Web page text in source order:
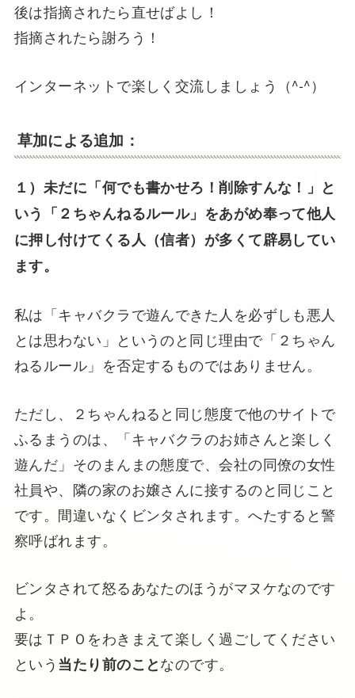
後は指摘されたら直せばよし！
指摘されたら謝ろう！
インターネットで楽しく交流しましょう（^-^）
草加による追加：
１）未だに「何でも書かせろ！削除すんな！」と
いう「２ちゃんねるルール」をあがめ奉って他人
に押し付けてくる人（信者）が多くて辟易してい
ます。
私は「キャバクラで遊んできた人を必ずしも悪人
とは思わない」というのと同じ理由で「２ちゃん
ねるルール」を否定するものではありません。
ただし、２ちゃんねると同じ態度で他のサイトで
ふるまうのは、「キャバクラのお姉さんと楽しく
遊んだ」そのまんまの態度で、会社の同僚の女性
社員や、隣の家のお嬢さんに接するのと同じこと
です。間違いなくビンタされます。へたすると警
察呼ばれます。
ビンタされて怒るあなたのほうがマヌケなのです
よ。
要はＴＰＯをわきまえて楽しく過ごしてください
という当たり前のことなのです。